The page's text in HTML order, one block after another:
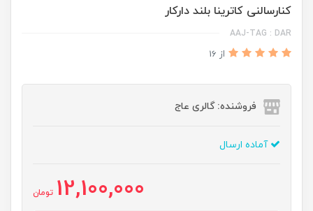
کنارسالنی کاترینا بلند دارکار
AAJ-TAG : DAR
از 16
فروشنده: گالری عاج
آماده ارسال
12,100,000 تومان